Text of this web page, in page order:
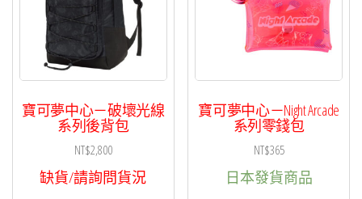
寶可夢中心－破壞光線
系列後背包
NT$2,800
缺貨/請詢問貨況
寶可夢中心－Night Arcade
系列零錢包
NT$365
日本發貨商品